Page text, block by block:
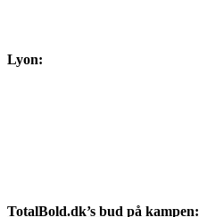
Lyon:
TotalBold.dk’s bud på kampen: